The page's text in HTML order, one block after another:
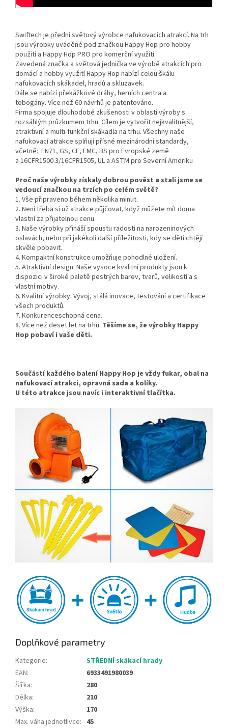
Swiftech je přední světový výrobce nafukovacích atrakcí. Na trh
jsou výrobky uváděné pod značkou Happy Hop pro hobby
použití a Happy Hop PRO pro komerční využití.
Zavedená značka a světová jednička ve výrobě atrakcích pro
domácí a hobby využití Happy Hop nabízí celou škálu
nafukovacích skákadel, hradů a skluzavek.
Dále se nabízí překážkové dráhy, herních centra a
tobogány. Více než 60 návrhů je patentováno.
Firma spojuje dlouhodobé zkušenosti v oblasti výroby s
rozsáhlým průzkumem trhu. Cílem je vytvořit nejkvalitnější,
atraktivní a multi-funkční skákadla na trhu. Všechny naše
nafukovací atrakce splňují přísné mezinárodní standardy,
včetně: EN71, GS, CE, EMC, BS pro Evropské země
a 16CFR1500.3/16CFR1505, UL a ASTM pro Severní Ameriku
Proč naše výrobky získaly dobrou pověst a stali jsme se
vedoucí značkou na trzích po celém světě?
1. Vše připraveno během několika minut.
2. Není třeba si už atrakce půjčovat, když můžete mít doma
vlastní za přijatelnou cenu.
3. Naše výrobky přináší spoustu radosti na narozeninových
oslavách, nebo při jakékoli další příležitosti, kdy se děti chtějí
skvěle pobavit.
4. Kompaktní konstrukce umožňuje pohodlné uložení.
5. Atraktivní design. Naše vysoce kvalitní produkty jsou k
dispozici v široké paletě pestrých barev, tvarů, velikostí a s
vlastní motivy.
6. Kvalitní výrobky. Vývoj, stálá inovace, testování a certifikace
všech produktů.
7. Konkurenceschopná cena.
8. Více než deset let na trhu. Těšíme se, že výrobky Happy
Hop pobaví i vaše děti.
Součástí každého balení Happy Hop je vždy fukar, obal na
nafukovací atrakci, opravná sada a kolíky.
U této atrakce jsou navíc i interaktivní tlačítka.
Doplňkové parametry
Kategorie:
STŘEDNÍ skákací hrady
EAN:
6933491980039
Šířka:
280
Délka:
210
Výška:
170
Max. váha jednotlivce: 45